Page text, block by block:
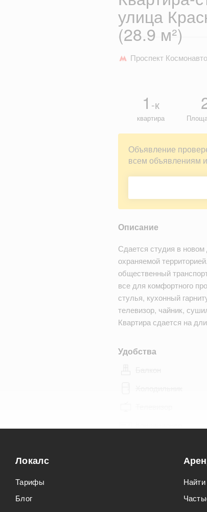
улица
(28.9 м²)
Проспект
1 -к
квартира
Объявление
всем объявлениям
Описание
Сдается студия в новом
охраняемой
общественный
все для комфортного
стулья, кухонный
телевизор, чайник,
Квартира сдается на
Удобства
Можно с животными
Локалс
Тарифы
Блог
Найти